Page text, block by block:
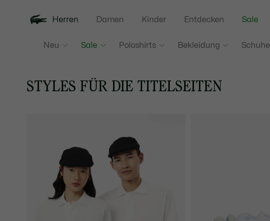
Herren
Neu Sale Poloshirts Bekleidung Schuhe
Damen Kinder Entdecken Sale
STYLES FÜR DIE TITELSEITEN